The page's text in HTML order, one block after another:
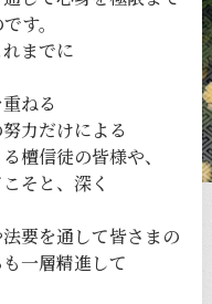
す。
れまでに
重ねる
努力だけによる
檀信徒の皆様や、
そと、 深く
法要を通して皆さまの
一層精進して